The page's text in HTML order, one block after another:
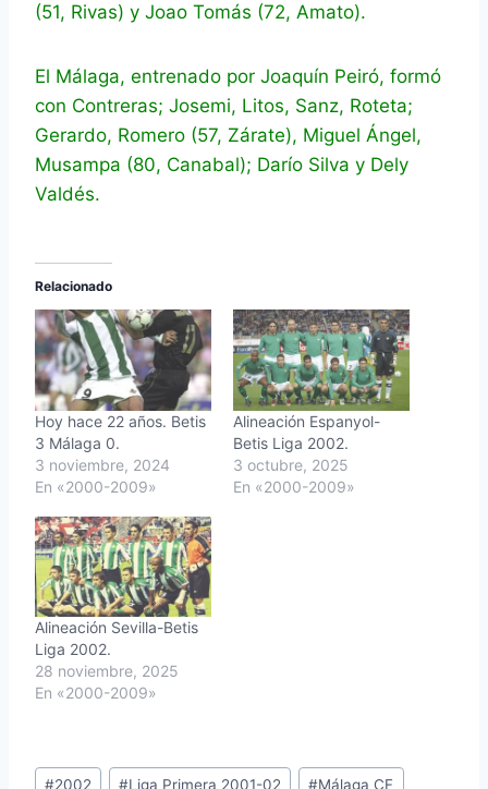
(51, Rivas) y Joao Tomás (72, Amato).
El Málaga, entrenado por Joaquín Peiró, formó
con Contreras; Josemi, Litos, Sanz, Roteta;
Gerardo, Romero (57, Zárate), Miguel Ángel,
Musampa (80, Canabal); Darío Silva y Dely
Valdés.
Relacionado
Hoy hace 22 años. Betis
3 Málaga 0.
3 noviembre, 2024
En «2000-2009»
Alineación Espanyol-
Betis Liga 2002.
3 octubre, 2025
En «2000-2009»
Alineación Sevilla-Betis
Liga 2002.
28 noviembre, 2025
En «2000-2009»
Etiquetas
#2002 #Liga Primera 2001-02 #Málaga CF